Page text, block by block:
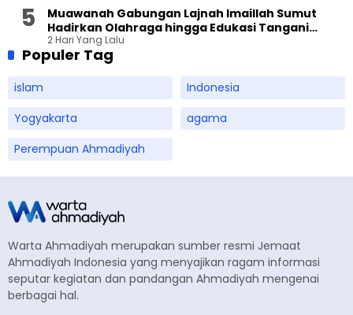
Muawanah Gabungan Lajnah Imaillah Sumut
Hadirkan Olahraga hingga Edukasi Tangani
Sampah
2 Hari Yang Lalu
Populer Tag
islam
Indonesia
Yogyakarta
agama
Perempuan Ahmadiyah
Warta Ahmadiyah merupakan sumber resmi Jemaat
Ahmadiyah Indonesia yang menyajikan ragam informasi
seputar kegiatan dan pandangan Ahmadiyah mengenai
berbagai hal.